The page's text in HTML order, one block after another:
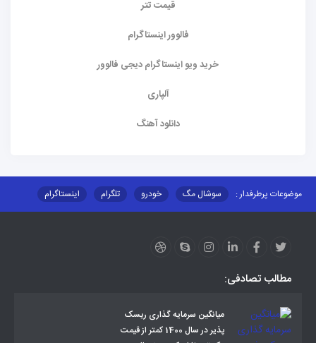
قیمت تتر
فالوور اینستاگرام
خرید ویو اینستاگرام دیجی فالوور
آلپاری
دانلود آهنگ
موضوعات پرطرفدار : سوشال مگ خودرو تلگرام
اینستاگرام
مطالب تصادفی:
میانگین سرمایه گذاری ریسک
پذیر در سال 1400 کمتر از قیمت